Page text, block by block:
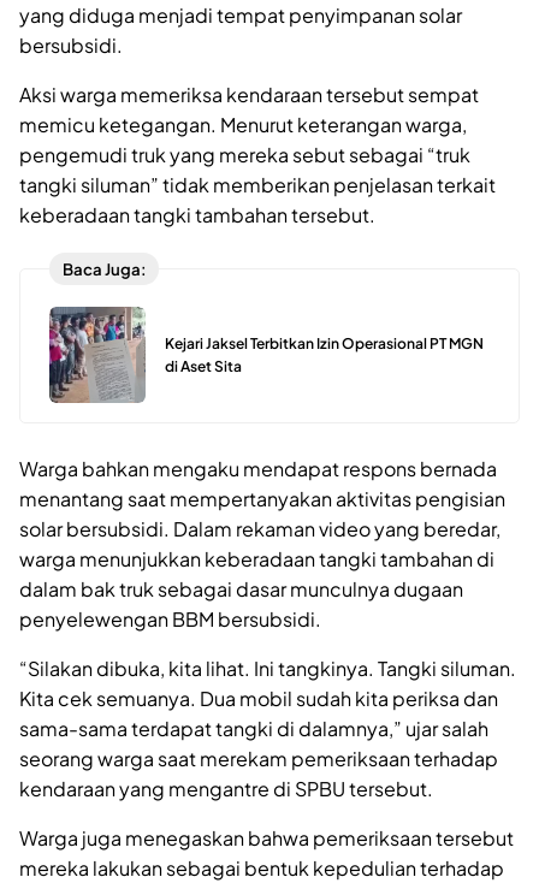
yang diduga menjadi tempat penyimpanan solar
bersubsidi.
Aksi warga memeriksa kendaraan tersebut sempat
memicu ketegangan. Menurut keterangan warga,
pengemudi truk yang mereka sebut sebagai “truk
tangki siluman” tidak memberikan penjelasan terkait
keberadaan tangki tambahan tersebut.
Baca Juga:
Kejari Jaksel Terbitkan Izin Operasional PT MGN
di Aset Sita
Warga bahkan mengaku mendapat respons bernada
menantang saat mempertanyakan aktivitas pengisian
solar bersubsidi. Dalam rekaman video yang beredar,
warga menunjukkan keberadaan tangki tambahan di
dalam bak truk sebagai dasar munculnya dugaan
penyelewengan BBM bersubsidi.
“Silakan dibuka, kita lihat. Ini tangkinya. Tangki siluman.
Kita cek semuanya. Dua mobil sudah kita periksa dan
sama-sama terdapat tangki di dalamnya,” ujar salah
seorang warga saat merekam pemeriksaan terhadap
kendaraan yang mengantre di SPBU tersebut.
Warga juga menegaskan bahwa pemeriksaan tersebut
mereka lakukan sebagai bentuk kepedulian terhadap